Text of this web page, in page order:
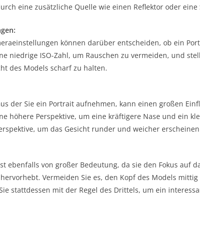
eine zusätzliche Quelle wie einen Reflektor oder eine
können darüber entscheiden, ob ein
niedrige ISO-Zahl, um Rauschen zu vermeiden, und
des Models scharf zu halten.
der Sie ein Portrait aufnehmen, kann einen großen
höhere Perspektive, um eine kräftigere Nase und ein
um das Gesicht runder und weicher
ebenfalls von großer Bedeutung, da sie den Fokus auf
Vermeiden Sie es, den Kopf des Models
stattdessen mit der Regel des Drittels, um ein